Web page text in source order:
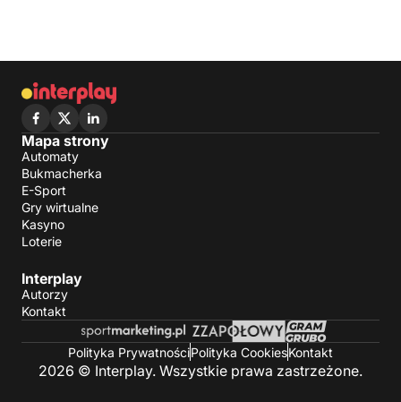
Mapa strony
Automaty
Bukmacherka
E-Sport
Gry wirtualne
Kasyno
Loterie
Interplay
Autorzy
Kontakt
Polityka PrywatnościPolityka CookiesKontakt
2026 © Interplay. Wszystkie prawa zastrzeżone.